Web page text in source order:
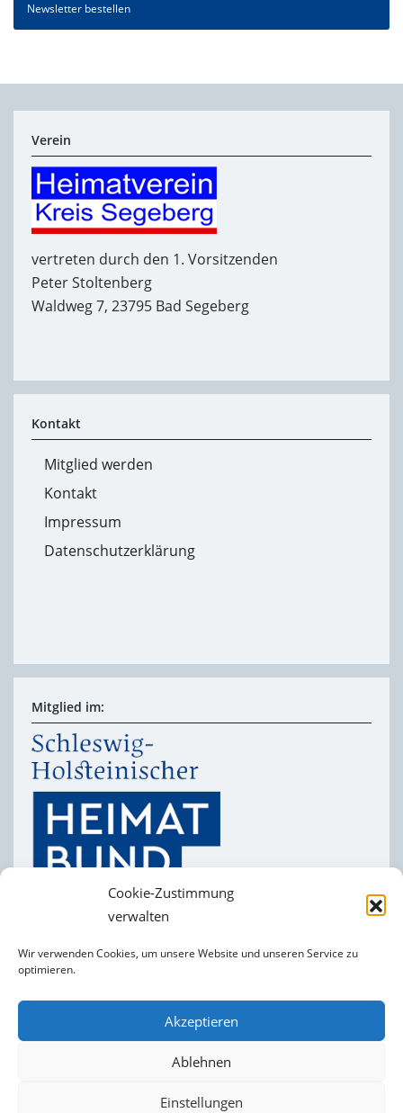
Cookie-Zustimmung
verwalten
Wir verwenden Cookies, um unsere Website und unseren Service zu
optimieren.
Akzeptieren
Ablehnen
Einstellungen
Newsletter bestellen
Verein
vertreten durch den 1. Vorsitzenden
Peter Stoltenberg
Waldweg 7, 23795 Bad Segeberg
Kontakt
Mitglied werden
Kontakt
Impressum
Datenschutzerklärung
Mitglied im: